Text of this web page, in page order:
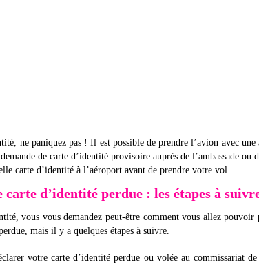
ne paniquez pas ! Il est possible de prendre l’avion avec
de carte d’identité provisoire auprès de l’ambassade ou
carte d’identité à l’aéroport avant de prendre votre vol.
carte d’identité perdue : les étapes à
vous vous demandez peut-être comment vous allez pouvoir
mais il y a quelques étapes à suivre.
votre carte d’identité perdue ou volée au commissariat